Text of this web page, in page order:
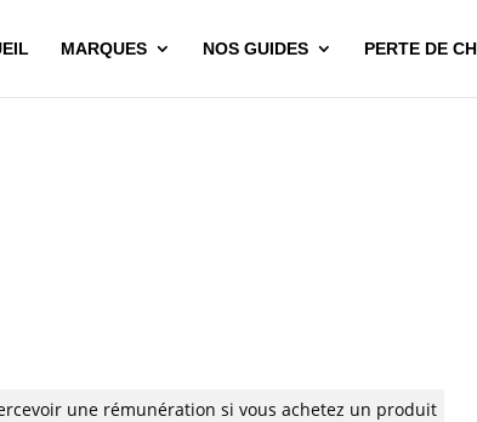
MARQUES NOS GUIDES PERTE DE
une rémunération si vous achetez un produit